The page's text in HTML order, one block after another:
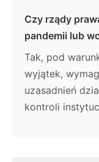
Czy rządy
pandemii lub
Tak, pod
wyjątek,
uzasadnień
kontroli